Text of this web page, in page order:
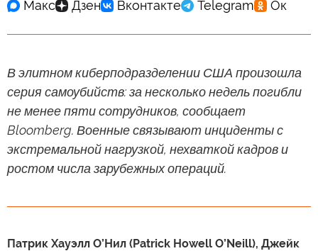
В элитном киберподразделении США произошла
серия самоубийств: за несколько недель погибли
не менее пяти сотрудников, сообщает
Bloomberg. Военные связывают инциденты с
экстремальной нагрузкой, нехваткой кадров и
ростом числа зарубежных операций.
Патрик Хауэлл О’Нил (Patrick Howell O’Neill), Джейк